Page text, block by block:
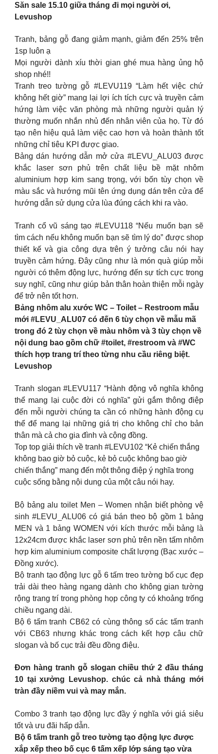
Săn sale 15.10 giữa tháng đi mọi người ơi,
Levushop
Tranh, bảng gỗ đang giảm mạnh, giảm đến 25% trên
1sp luôn ạ
Mọi người dành xíu thời gian ghé mua hàng ủng hộ
shop nhé!!
Tranh treo tường gỗ #LEVU119 “Làm hết việc chứ
không hết giờ” mang lại lợi ích tích cực và truyền cảm
hứng làm việc văn phòng mà những người quản lý
thường muốn nhắn nhủ đến nhân viên của họ. Từ đó
tạo nên hiệu quả làm việc cao hơn và hoàn thành tốt
những chỉ tiêu KPI được giao.
Bảng dán hướng dẫn mở cửa #LEVU_ALU03 được
khắc laser sơn phủ trên chất liệu bề mặt nhôm
aluminium hợp kim sang trọng, với bốn tùy chọn về
màu sắc và hướng mũi tên ứng dụng dán trên cửa để
hướng dẫn sử dụng cửa lùa đúng cách khi ra vào.
Tranh cổ vũ sáng tạo #LEVU118 “Nếu muốn bạn sẽ
tìm cách nếu không muốn bạn sẽ tìm lý do” được shop
thiết kế và gia công dựa trên ý tưởng câu nói hay
truyền cảm hứng. Đây cũng như là món quà giúp mỗi
người có thêm động lực, hướng đến sự tích cực trong
suy nghĩ, cũng như giúp bản thân hoàn thiện mỗi ngày
để trở nên tốt hơn.
Bảng nhôm alu xước WC – Toilet – Restroom mẫu
mới #LEVU_ALU07 có đến 6 tùy chọn về mẫu mã
trong đó 2 tùy chọn về màu nhôm và 3 tùy chọn về
nội dung bao gồm chữ #toilet, #restroom và #WC
thích hợp trang trí theo từng nhu cầu riêng biệt.
Levushop
Tranh slogan #LEVU117 “Hành động vô nghĩa không
thể mang lại cuộc đời có nghĩa” gửi gắm thông điệp
đến mỗi người chúng ta cần có những hành động cụ
thể để mang lại những giá trị cho không chỉ cho bản
thân mà cả cho gia đình và cộng đồng.
Top top giải thích về tranh #LEVU102 “Kẻ chiến thắng
không bao giờ bỏ cuộc, kẻ bỏ cuộc không bao giờ
chiến thắng” mang đến một thông điệp ý nghĩa trong
cuộc sống bằng nội dung của một câu nói hay.
Bộ bảng alu toilet Men – Women nhận biết phòng vệ
sinh #LEVU_ALU06 có giá bán theo bộ gồm 1 bảng
MEN và 1 bảng WOMEN với kích thước mỗi bảng là
12x24cm được khắc laser sơn phủ trên nền tấm nhôm
hợp kim aluminium composite chất lượng (Bạc xước –
Đồng xước).
Bộ tranh tạo động lực gỗ 6 tấm treo tường bố cục đẹp
trải dài theo hàng ngang dành cho không gian tường
rộng trang trí trong phòng họp công ty có khoảng trống
chiều ngang dài.
Bộ 6 tấm tranh CB62 có cùng thông số các tấm tranh
với CB63 nhưng khác trong cách kết hợp câu chữ
slogan và bố cục trải đều đồng điệu.
Đơn hàng tranh gỗ slogan chiều thứ 2 đầu tháng
10 tại xưởng Levushop. chúc cả nhà tháng mới
tràn đầy niềm vui và may mắn.
Combo 3 tranh tạo động lực đầy ý nghĩa với giá siêu
tốt và ưu đãi hấp dẫn.
Bộ 6 tấm tranh gỗ treo tường tạo động lực được
xắp xếp theo bố cục 6 tấm xếp lớp sáng tạo vừa